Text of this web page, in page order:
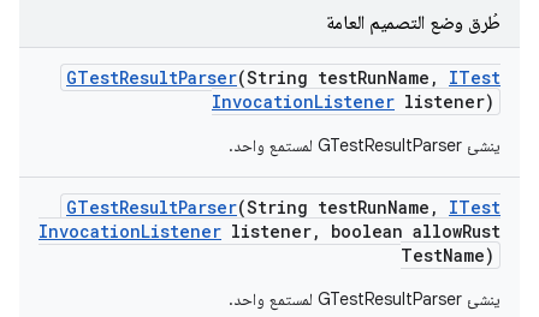
طُرق وضع التصميم العامة
GTestResultParser(String testRunName ,
ITest
InvocationListener listener)
ينشئ GTestResultParser لمستمع واحد.
GTestResultParser(String testRunName ,
ITest
InvocationListener listener, boolean allowRust
TestName)
ينشئ GTestResultParser لمستمع واحد.